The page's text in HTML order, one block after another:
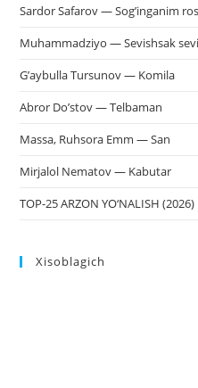
Sardor Safarov — Sog’inganim
Muhammadziyo — Sevishsak
G’aybulla Tursunov — Komila
Abror Do’stov — Telbaman
Massa, Ruhsora Emm — San
Mirjalol Nematov — Kabutar
TOP-25 ARZON YO‘NALISH (2026)
Xisoblagich